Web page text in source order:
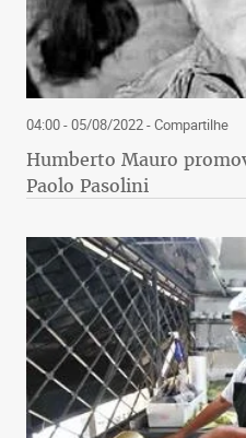
04:00 - 05/08/2022- Compartilhe
Humberto Mauro
Paolo Pasolini